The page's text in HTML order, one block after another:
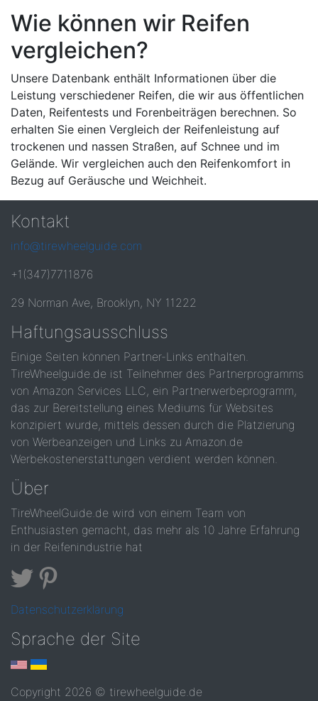
Wie können wir Reifen
vergleichen?
Unsere Datenbank enthält Informationen über die
Leistung verschiedener Reifen, die wir aus öffentlichen
Daten, Reifentests und Forenbeiträgen berechnen. So
erhalten Sie einen Vergleich der Reifenleistung auf
trockenen und nassen Straßen, auf Schnee und im
Gelände. Wir vergleichen auch den Reifenkomfort in
Bezug auf Geräusche und Weichheit.
Kontakt
info@tirewheelguide.com
+1(347)7711876
29 Norman Ave, Brooklyn, NY 11222
Haftungsausschluss
Einige Seiten können Partner-Links enthalten.
TireWheelguide.de ist Teilnehmer des Partnerprogramms
von Amazon Services LLC, ein Partnerwerbeprogramm,
das zur Bereitstellung eines Mediums für Websites
konzipiert wurde, mittels dessen durch die Platzierung
von Werbeanzeigen und Links zu Amazon.de
Werbekostenerstattungen verdient werden können.
Über
TireWheelGuide.de wird von einem Team von
Enthusiasten gemacht, das mehr als 10 Jahre Erfahrung
in der Reifenindustrie hat
Datenschutzerklärung
Sprache der Site
Copyright 2026 © tirewheelguide.de